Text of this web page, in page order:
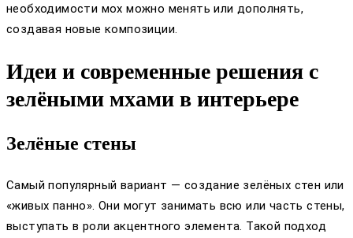
необходимости мох можно менять или дополнять,
создавая новые композиции.
Идеи и современные решения с
зелёными мхами в интерьере
Зелёные стены
Самый популярный вариант — создание зелёных стен или
«живых панно». Они могут занимать всю или часть стены,
выступать в роли акцентного элемента. Такой подход